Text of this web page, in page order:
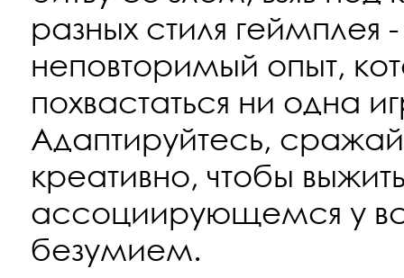
разных стиля геймплея
неповторимый опыт,
похвастаться ни одна
Адаптируйтесь,
креативно, чтобы
ассоциирующемся у
безумием.